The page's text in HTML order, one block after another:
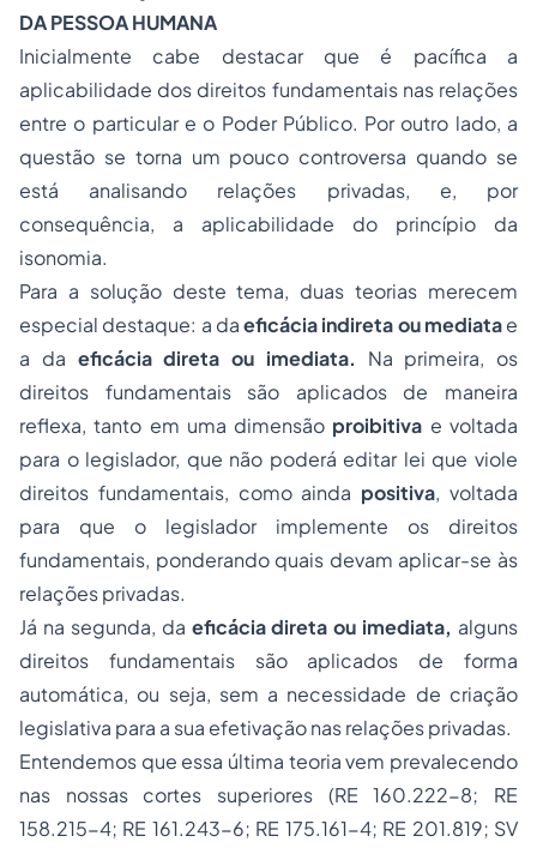
DA PESSOA HUMANA
Inicialmente cabe destacar que é pacífica a
aplicabilidade dos direitos fundamentais nas relações
entre o particular e o Poder Público. Por outro lado, a
questão se torna um pouco controversa quando se
está analisando relações privadas, e, por
consequência, a aplicabilidade do princípio da
isonomia.
Para a solução deste tema, duas teorias merecem
especial destaque: a daeficácia indireta ou mediatae
a da eficácia direta ou imediata. Na primeira, os
direitos fundamentais são aplicados de maneira
reflexa, tanto em uma dimensão proibitiva e voltada
para o legislador, que não poderá editar lei que viole
direitos fundamentais, como ainda positiva, voltada
para que o legislador implemente os direitos
fundamentais, ponderando quais devam aplicar-se às
relações privadas.
Já na segunda, da eficácia direta ou imediata, alguns
direitos fundamentais são aplicados de forma
automática, ou seja, sem a necessidade de criação
legislativa para a sua efetivação nas relações privadas.
Entendemos que essa última teoria vem prevalecendo
nas nossas cortes superiores (RE 160.222-8; RE
158.215-4; RE 161.243-6; RE 175.161-4; RE 201.819; SV